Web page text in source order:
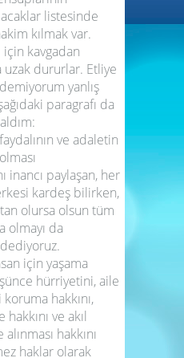
listesinde
kılmak var.
kavgadan
dururlar. Etliye
yanlış
paragrafı da
ve adaletin
inancı paylaşan, her
kardeş bilirken,
olursa olsun tüm
olmayı da
için yaşama
hürriyetini, aile
hakkını,
ve akıl
hakkını
haklar olarak